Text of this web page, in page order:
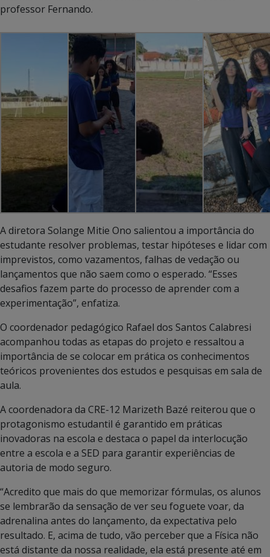
professor Fernando.
A diretora Solange Mitie Ono salientou a importância do
estudante resolver problemas, testar hipóteses e lidar com
imprevistos, como vazamentos, falhas de vedação ou
lançamentos que não saem como o esperado. “Esses
desafios fazem parte do processo de aprender com a
experimentação”, enfatiza.
O coordenador pedagógico Rafael dos Santos Calabresi
acompanhou todas as etapas do projeto e ressaltou a
importância de se colocar em prática os conhecimentos
teóricos provenientes dos estudos e pesquisas em sala de
aula.
A coordenadora da CRE-12 Marizeth Bazé reiterou que o
protagonismo estudantil é garantido em práticas
inovadoras na escola e destaca o papel da interlocução
entre a escola e a SED para garantir experiências de
autoria de modo seguro.
“Acredito que mais do que memorizar fórmulas, os alunos
se lembrarão da sensação de ver seu foguete voar, da
adrenalina antes do lançamento, da expectativa pelo
resultado. E, acima de tudo, vão perceber que a Física não
está distante da nossa realidade, ela está presente até em